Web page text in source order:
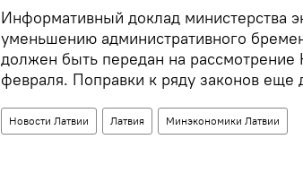
Информативный доклад министерства
уменьшению административного
должен быть передан на рассмотрение
февраля. Поправки к ряду законов
Новости Латвии Латвия Минэкономики Латвии